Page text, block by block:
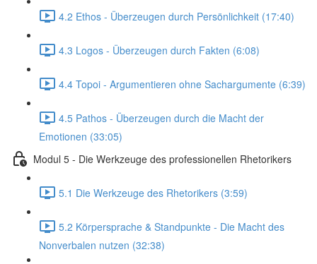
4.2 Ethos - Überzeugen durch Persönlichkeit (17:40)
4.3 Logos - Überzeugen durch Fakten (6:08)
4.4 Topoi - Argumentieren ohne Sachargumente (6:39)
4.5 Pathos - Überzeugen durch die Macht der
Emotionen (33:05)
Modul 5 - Die Werkzeuge des professionellen Rhetorikers
5.1 Die Werkzeuge des Rhetorikers (3:59)
5.2 Körpersprache & Standpunkte - Die Macht des
Nonverbalen nutzen (32:38)